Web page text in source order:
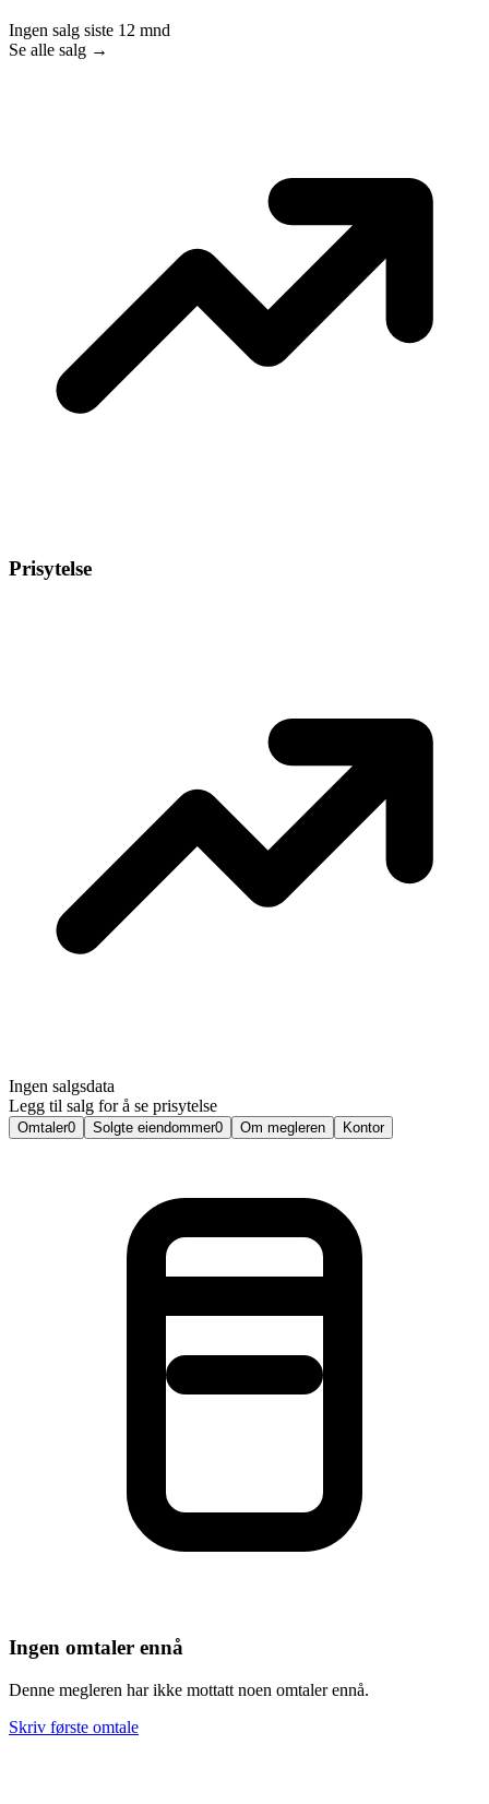
Ingen salg siste 12 mnd
Se alle salg →
Prisytelse
Ingen salgsdata
Legg til salg for å se prisytelse
Omtaler0 Solgte eiendommer0 Om megleren Kontor
Ingen omtaler ennå
Denne megleren har ikke mottatt noen omtaler ennå.
Skriv første omtale